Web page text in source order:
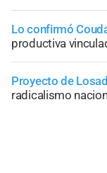
Lo confirmó
productiva
Proyecto de
radicalismo